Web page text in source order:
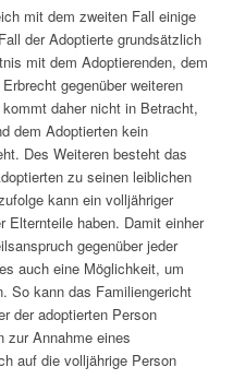
mit dem zweiten Fall einige
der Adoptierte grundsätzlich
mit dem Adoptierenden, dem
gegenüber weiteren
daher nicht in Betracht,
dem Adoptierten kein
Des Weiteren besteht das
zu seinen leiblichen
kann ein volljähriger
Elternteile haben. Damit einher
gegenüber jeder
auch eine Möglichkeit, um
So kann das Familiengericht
der adoptierten Person
zur Annahme eines
auf die volljährige Person